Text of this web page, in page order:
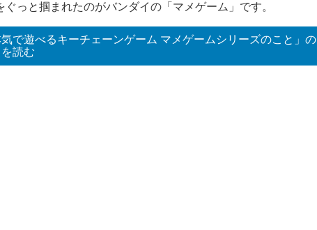
っと掴まれたのがバンダイの「マメゲーム」です。
気で遊べるキーチェーンゲーム マメゲームシリーズのこと」の
読む